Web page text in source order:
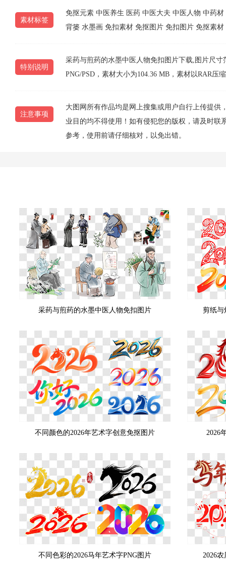
素材标签
免抠元素 中医养生 医药 中医大夫 中医人物 中药材
背篓 水墨画 免扣素材 免抠图片 免扣图片 免抠素材
特别说明
采药与煎药的水墨中医人物免扣图片下载,图片尺寸
PNG/PSD，素材大小为104.36 MB，素材以RAR
注意事项
大图网所有作品均是网上搜集或用户自行上传提
业目的均不得使用！如有侵犯您的版权，请及时联
参考，使用前请仔细核对，以免出错。
采药与煎药的水墨中医人物免扣图片 剪纸与
不同颜色的2026年艺术字创意免抠图片 2026
不同色彩的2026马年艺术字PNG图片 2026